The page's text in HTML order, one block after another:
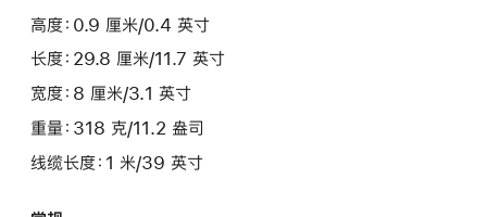
高度：0.9 厘米/0.4 英寸
长度：29.8 厘米/11.7 英寸
宽度：8 厘米/3.1 英寸
重量：318 克/11.2 盎司
线缆长度：1 米/39 英寸